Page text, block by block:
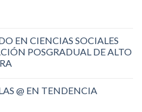
EN CIENCIAS SOCIALES
POSGRADUAL DE ALTO
@ EN TENDENCIA